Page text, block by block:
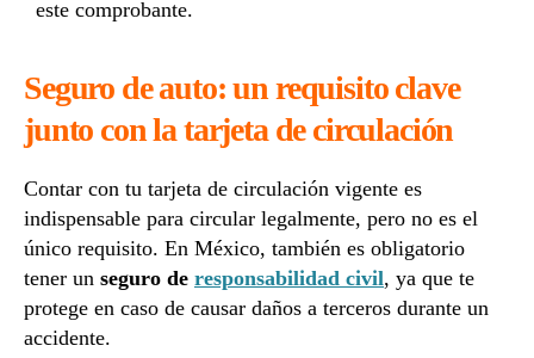
este comprobante.
Seguro de auto: un requisito clave
junto con la tarjeta de circulación
Contar con tu tarjeta de circulación vigente es
indispensable para circular legalmente, pero no es el
único requisito. En México, también es obligatorio
tener un seguro de responsabilidad civil, ya que te
protege en caso de causar daños a terceros durante un
accidente.